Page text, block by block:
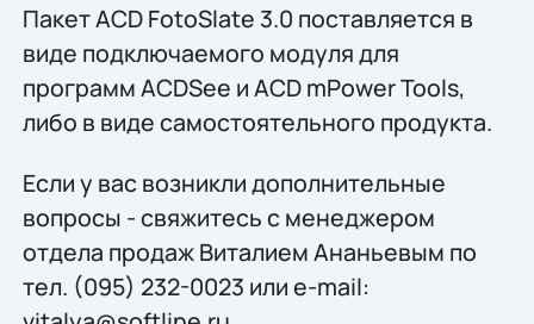
Пакет ACD FotoSlate 3.0 поставляется в
виде подключаемого модуля для
программ ACDSee и ACD mPower Tools,
либо в виде самостоятельного продукта.
Если у вас возникли дополнительные
вопросы - свяжитесь с менеджером
отдела продаж Виталием Ананьевым по
тел. (095) 232-0023 или e-mail: